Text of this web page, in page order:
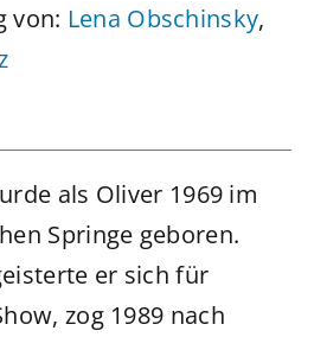
von: Lena Obschinsky,
als Oliver 1969 im
Springe geboren.
er sich für
zog 1989 nach